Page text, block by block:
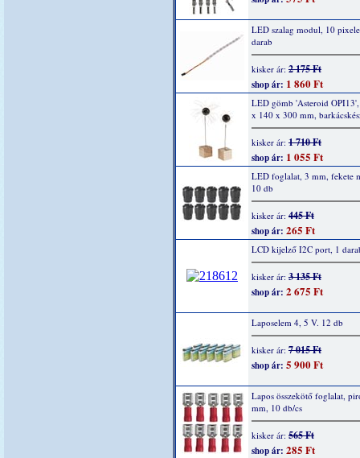
LED szalag modul, 10
darab
kisker ár: 2 175 Ft
shop ár: 1 860 Ft
LED gömb 'Asteroid
x 140 x 300 mm,
kisker ár: 1 710 Ft
shop ár: 1 055 Ft
LED foglalat, 3 mm, fekete
10 db
kisker ár: 445 Ft
shop ár: 265 Ft
LCD kijelző I2C port, 1
kisker ár: 3 135 Ft
shop ár: 2 675 Ft
Laposelem 4, 5 V. 12 db
kisker ár: 7 015 Ft
shop ár: 5 900 Ft
Lapos összekötő foglalat,
mm, 10 db/cs
kisker ár: 565 Ft
shop ár: 285 Ft